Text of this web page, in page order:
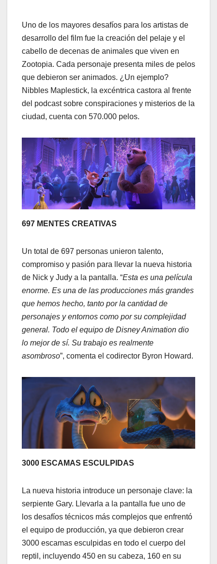
Uno de los mayores desafíos para los artistas de
desarrollo del film fue la creación del pelaje y el
cabello de decenas de animales que viven en
Zootopia. Cada personaje presenta miles de pelos
que debieron ser animados. ¿Un ejemplo?
Nibbles Maplestick, la excéntrica castora al frente
del podcast sobre conspiraciones y misterios de la
ciudad, cuenta con 570.000 pelos.
697 MENTES CREATIVAS
Un total de 697 personas unieron talento,
compromiso y pasión para llevar la nueva historia
de Nick y Judy a la pantalla. “Esta es una película
enorme. Es una de las producciones más grandes
que hemos hecho, tanto por la cantidad de
personajes y entornos como por su complejidad
general. Todo el equipo de Disney Animation dio
lo mejor de sí. Su trabajo es realmente
asombroso”, comenta el codirector Byron Howard.
3000 ESCAMAS ESCULPIDAS
La nueva historia introduce un personaje clave: la
serpiente Gary. Llevarla a la pantalla fue uno de
los desafíos técnicos más complejos que enfrentó
el equipo de producción, ya que debieron crear
3000 escamas esculpidas en todo el cuerpo del
reptil, incluyendo 450 en su cabeza, 160 en su